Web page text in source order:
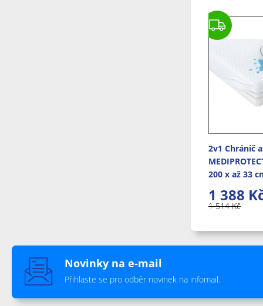
2v1 Chránič
200 x až 33
1 388
1 514 Kč
Novinky na e-mail
Přihlaste se pro odběr novinek na infomail.